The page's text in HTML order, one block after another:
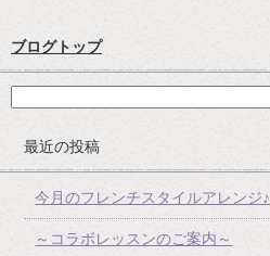
ブログトップ
最近の投稿
今月のフレンチスタイルアレンジ♪
～コラボレッスンのご案内～